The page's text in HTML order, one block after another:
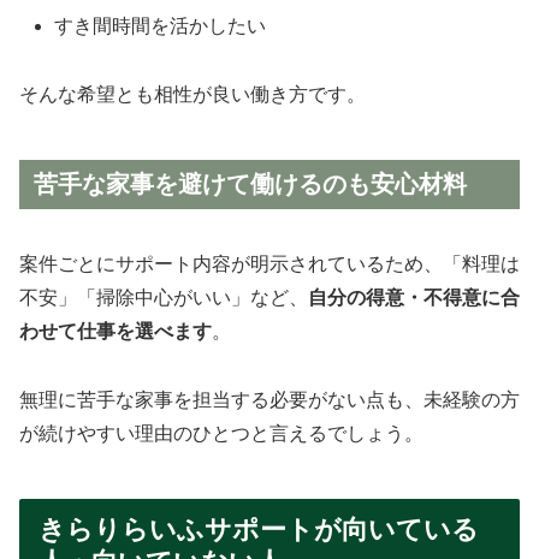
すき間時間を活かしたい
そんな希望とも相性が良い働き方です。
苦手な家事を避けて働けるのも安心材料
案件ごとにサポート内容が明示されているため、「料理は
不安」「掃除中心がいい」など、
自分の得意・不得意に合
わせて仕事を選べます。
無理に苦手な家事を担当する必要がない点も、未経験の方
が続けやすい理由のひとつと言えるでしょう。
きらりらいふサポートが向いている